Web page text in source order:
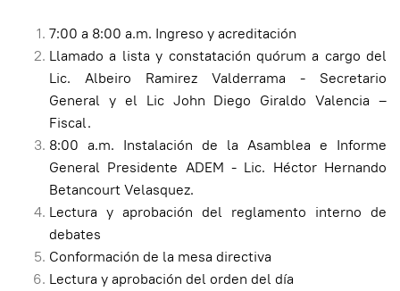
7:00 a 8:00 a.m. Ingreso y acreditación
Llamado a lista y constatación quórum a cargo del
Lic. Albeiro Ramirez Valderrama - Secretario
General y el Lic John Diego Giraldo Valencia –
Fiscal.
8:00 a.m. Instalación de la Asamblea e Informe
General Presidente ADEM - Lic. Héctor Hernando
Betancourt Velasquez.
Lectura y aprobación del reglamento interno de
debates
Conformación de la mesa directiva
Lectura y aprobación del orden del día